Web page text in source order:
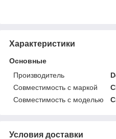
Характеристики
Основные
Производитель
Совместимость с маркой
Совместимость с моделью
Условия доставки